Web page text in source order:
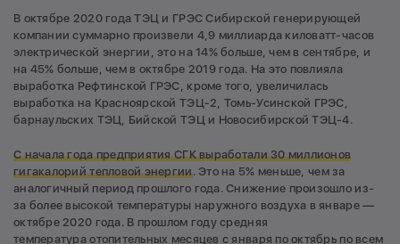
В октябре 2020 года ТЭЦ и ГРЭС Сибирской генерирующей
компании суммарно произвели 4,9 миллиарда киловатт-часов
электрической энергии, это на 14% больше, чем в сентябре, и
на 45% больше, чем в октябре 2019 года. На это повлияла
выработка Рефтинской ГРЭС, кроме того, увеличилась
выработка на Красноярской ТЭЦ-2, Томь-Усинской ГРЭС,
барнаульских ТЭЦ, Бийской ТЭЦ и Новосибирской ТЭЦ-4.
С начала года предприятия СГК выработали 30 миллионов
гигакалорий тепловой энергии. Это на 5% меньше, чем за
аналогичный период прошлого года. Снижение произошло из-
за более высокой температуры наружного воздуха в январе —
октябре 2020 года. В прошлом году средняя
температура отопительных месяцев с января по октябрь по всем